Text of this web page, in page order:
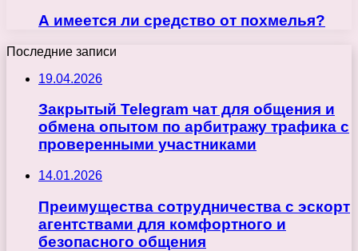
А имеется ли средство от похмелья?
Последние записи
19.04.2026
Закрытый Telegram чат для общения и
обмена опытом по арбитражу трафика с
проверенными участниками
14.01.2026
Преимущества сотрудничества с эскорт
агентствами для комфортного и
безопасного общения